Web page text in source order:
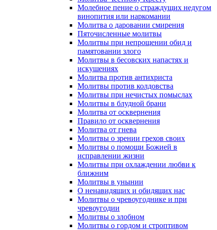
Молебное пение о страждущих недугом
винопития или наркомании
Молитва о даровании смирения
Пяточисленные молитвы
Молитвы при непрощении обид и
памятовании злого
Молитвы в бесовских напастях и
искушениях
Молитва против антихриста
Молитвы против колдовства
Молитвы при нечистых помыслах
Молитвы в блудной брани
Молитва от осквернения
Правило от осквернения
Молитва от гнева
Молитвы о зрении грехов своих
Молитвы о помощи Божией в
исправлении жизни
Молитвы при охлаждении любви к
ближним
Молитвы в унынии
О ненавидящих и обидящих нас
Молитвы о чревоугоднике и при
чревоугодии
Молитвы о злобном
Молитвы о гордом и строптивом